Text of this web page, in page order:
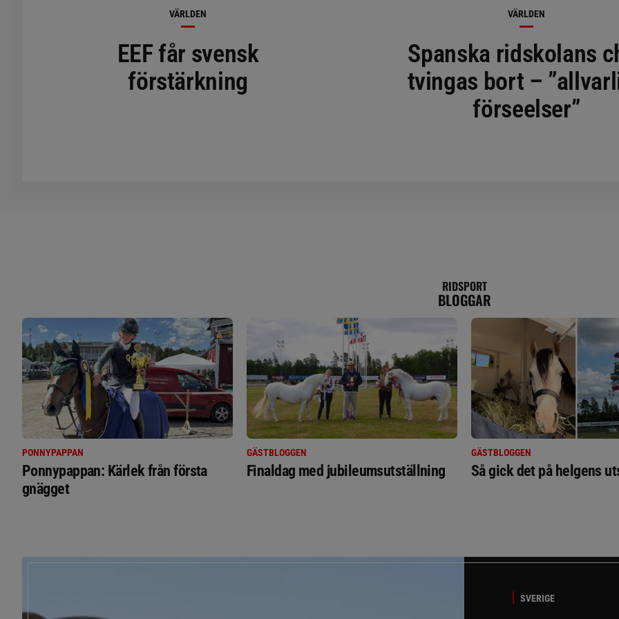
VÄRLDEN
EEF får svensk
förstärkning
VÄRLDEN
Spanska ridskolans
tvingas bort –
förseelser”
RIDSPORT
BLOGGAR
PONNYPAPPAN
Ponnypappan: Kärlek från första
gnägget
GÄSTBLOGGEN
Finaldag med jubileumsutställning
GÄSTBLOGGEN
Så gick det på helgens
SVERIGE